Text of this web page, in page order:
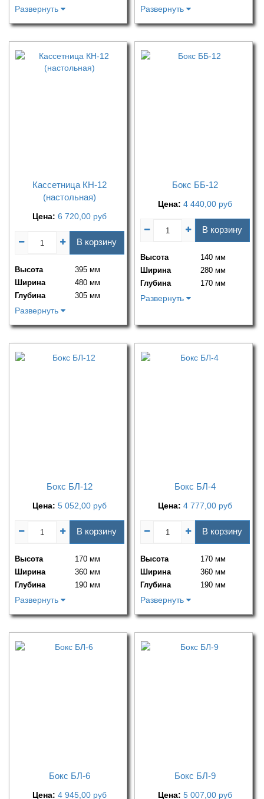
Развернуть Развернуть
Кассетница КН-12
(настольная)
Цена: 6 720,00 руб
В корзину
Высота
395 мм
Ширина
480 мм
Глубина
305 мм
Развернуть
Бокс ББ-12
Цена: 4 440,00 руб
В корзину
Высота
140 мм
Ширина
280 мм
Глубина
170 мм
Развернуть
Бокс БЛ-12
Цена: 5 052,00 руб
В корзину
Высота
170 мм
Ширина
360 мм
Глубина
190 мм
Развернуть
Бокс БЛ-4
Цена: 4 777,00 руб
В корзину
Высота
170 мм
Ширина
360 мм
Глубина
190 мм
Развернуть
Бокс БЛ-6
Цена: 4 945,00 руб
Бокс БЛ-9
Цена: 5 007,00 руб